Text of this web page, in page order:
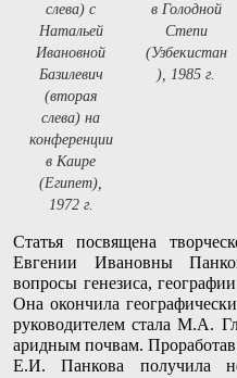
слева) с
Натальей
Ивановной
Базилевич
(вторая
слева) на
конференции
в Каире
(Египет),
1972 г.
в Голодной
Степи
(Узбекистан
), 1985 г.
Статья посвящена
Евгении Ивановны
вопросы генезиса,
Она окончила
руководителем стала М.А.
аридным почвам. Проработав
Е.И. Панкова получила